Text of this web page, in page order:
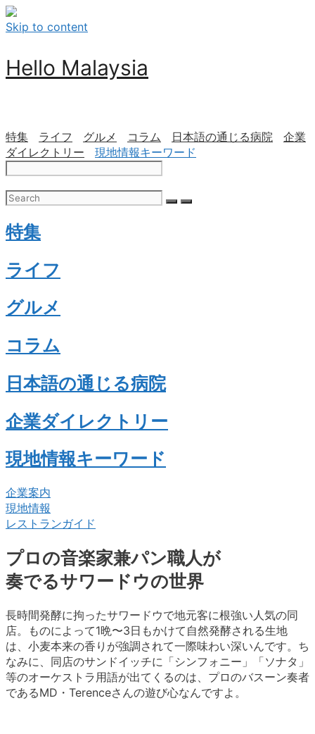
Skip to content
Hello Malaysia
特集 ライフ グルメ コラム 日本語の通じる病院
企業
ダイレクトリー
現地情報キーワード
特集
ライフ
グルメ
コラム
日本語の通じる病院
企業ダイレクトリー
現地情報キーワード
企業案内
現地情報
レストランガイド
プロの音楽家兼パン職人が
奏でるサワードウの世界
長時間発酵に拘ったサワードウで地元客に根強い人気の同
店。ものによって1晩〜3日もかけて自然発酵される生地
は、小麦本来の香りが強調されて一際味わい深いんです。ち
なみに、同店のサンドイッチに「シンフォニー」「ソナタ」
等のオーケストラ用語が出てくるのは、プロのバスーン奏者
であるMD・Terenceさんの遊び心なんですよ。